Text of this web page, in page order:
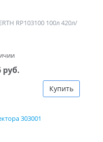
RP103100 100л 420л/
руб.
Купить